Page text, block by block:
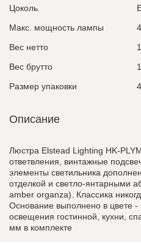
Цоколь
Макс. мощность лампы
Вес нетто
Вес брутто
Размер упаковки
Описание
Люстра Elstead Lighting HK-
ответвления, винтажные
элементы светильника
отделкой и светло-янтарными
amber organza). Классика
Основание выполнено в цвете -
освещения гостинной, кухни,
мм в комплекте